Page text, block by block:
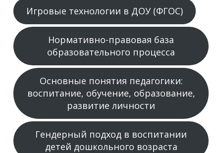
Игровые технологии в ДОУ (ФГОС)
Нормативно-правовая база
образовательного процесса
Основные понятия педагогики:
воспитание, обучение, образование,
развитие личности
Гендерный подход в воспитании
детей дошкольного возраста